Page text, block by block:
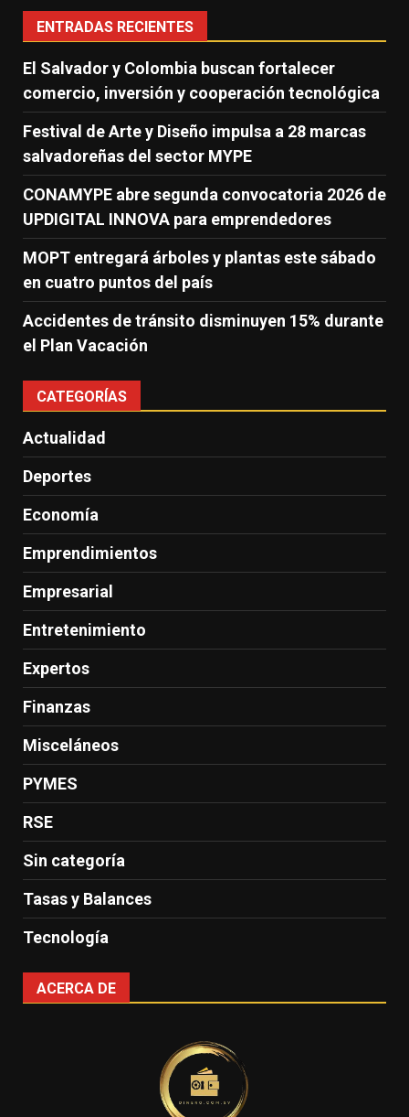
ENTRADAS RECIENTES
El Salvador y Colombia buscan fortalecer
comercio, inversión y cooperación tecnológica
Festival de Arte y Diseño impulsa a 28 marcas
salvadoreñas del sector MYPE
CONAMYPE abre segunda convocatoria 2026 de
UPDIGITAL INNOVA para emprendedores
MOPT entregará árboles y plantas este sábado
en cuatro puntos del país
Accidentes de tránsito disminuyen 15% durante
el Plan Vacación
CATEGORÍAS
Actualidad
Deportes
Economía
Emprendimientos
Empresarial
Entretenimiento
Expertos
Finanzas
Misceláneos
PYMES
RSE
Sin categoría
Tasas y Balances
Tecnología
ACERCA DE